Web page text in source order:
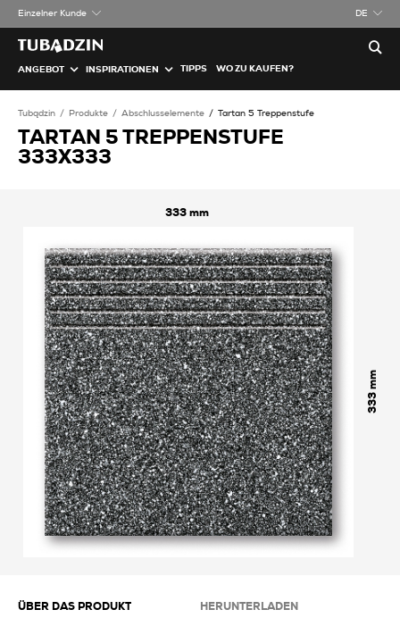
Einzelner Kunde DE
ANGEBOT INSPIRATIONEN TIPPS WO ZU KAUFEN?
Tubądzin Produkte Abschlusselemente Tartan 5 Treppenstufe
TARTAN 5 TREPPENSTUFE
333X333
333
333
ÜBER DAS PRODUKT HERUNTERLADEN